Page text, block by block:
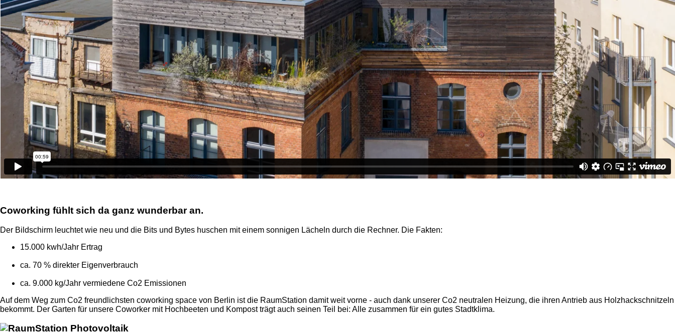
Coworking fühlt sich da ganz wunderbar an.
Der Bildschirm leuchtet wie neu und die Bits und Bytes huschen mit einem sonnigen Lächeln durch die Rechner. Die Fakten:
15.000 kwh/Jahr Ertrag
ca. 70 % direkter Eigenverbrauch
ca. 9.000 kg/Jahr vermiedene Co2 Emissionen
Auf dem Weg zum Co2 freundlichsten coworking space von Berlin ist die RaumStation damit weit vorne - auch dank unserer Co2 neutralen Heizung, die ihren Antrieb aus Holzhackschnitzeln
bekommt. Der Garten für unsere Coworker mit Hochbeeten und Kompost trägt auch seinen Teil bei: Alle zusammen für ein gutes Stadtklima.